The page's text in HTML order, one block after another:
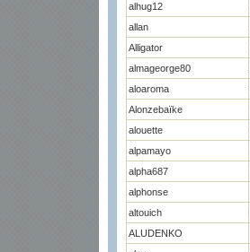
alhug12
allan
Alligator
almageorge80
aloaroma
Alonzebaïke
alouette
alpamayo
alpha687
alphonse
altouich
ALUDENKO